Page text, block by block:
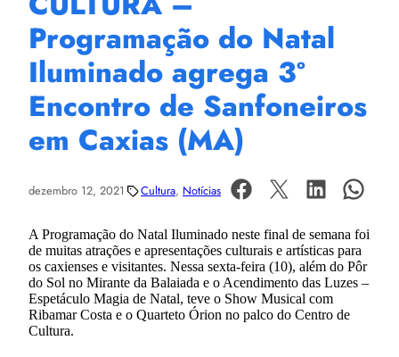
Programação do Natal
Iluminado agrega 3º
Encontro de Sanfoneiros
em Caxias (MA)
dezembro 12, 2021 Cultura, Notícias
A Programação do Natal Iluminado neste final de semana foi
de muitas atrações e apresentações culturais e artísticas para
os caxienses e visitantes. Nessa sexta-feira (10), além do Pôr
do Sol no Mirante da Balaiada e o Acendimento das Luzes –
Espetáculo Magia de Natal, teve o Show Musical com
Ribamar Costa e o Quarteto Órion no palco do Centro de
Cultura.